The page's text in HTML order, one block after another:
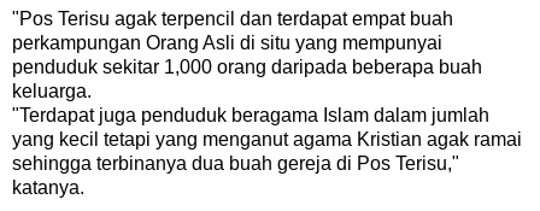
"Pos Terisu agak terpencil dan terdapat empat buah
perkampungan Orang Asli di situ yang mempunyai
penduduk sekitar 1,000 orang daripada beberapa buah
keluarga.
"Terdapat juga penduduk beragama Islam dalam jumlah
yang kecil tetapi yang menganut agama Kristian agak ramai
sehingga terbinanya dua buah gereja di Pos Terisu,"
katanya.